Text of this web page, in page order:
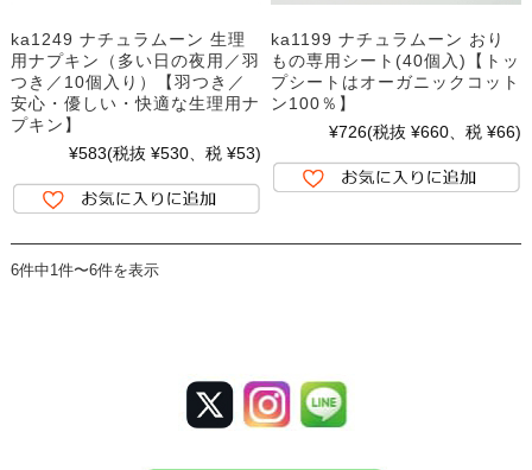
ka1249 ナチュラムーン 生理
用ナプキン（多い日の夜用／羽
つき／10個入り）【羽つき／
安心・優しい・快適な生理用ナ
プキン】
¥583(税抜 ¥530、税 ¥53)
ka1199 ナチュラムーン おり
もの専用シート(40個入)【トッ
プシートはオーガニックコット
ン100％】
¥726(税抜 ¥660、税 ¥66)
6件中1件〜6件を表示